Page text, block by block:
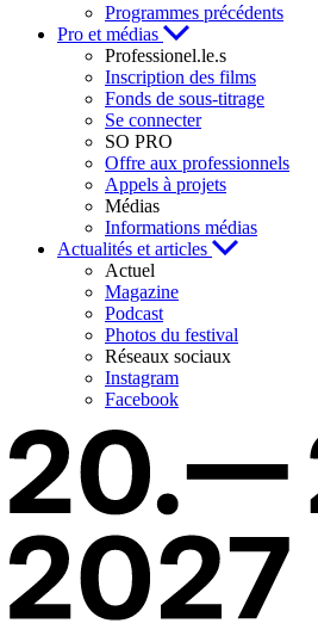
Programmes précédents
Pro et médias
Professionel.le.s
Inscription des films
Fonds de sous-titrage
Se connecter
SO PRO
Offre aux professionnels
Appels à projets
Médias
Informations médias
Actualités et articles
Actuel
Magazine
Podcast
Photos du festival
Réseaux sociaux
Instagram
Facebook